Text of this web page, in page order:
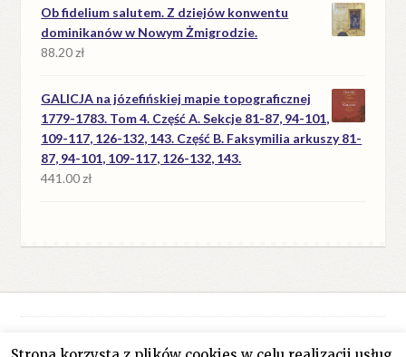
Ob fidelium salutem. Z dziejów konwentu
dominikanów w Nowym Żmigrodzie.
88.20zł
GALICJA na józefińskiej mapie topograficznej
1779-1783. Tom 4. Część A. Sekcje 81-87, 94-101,
109-117, 126-132, 143. Część B. Faksymilia arkuszy 81-
87, 94-101, 109-117, 126-132, 143.
441.00zł